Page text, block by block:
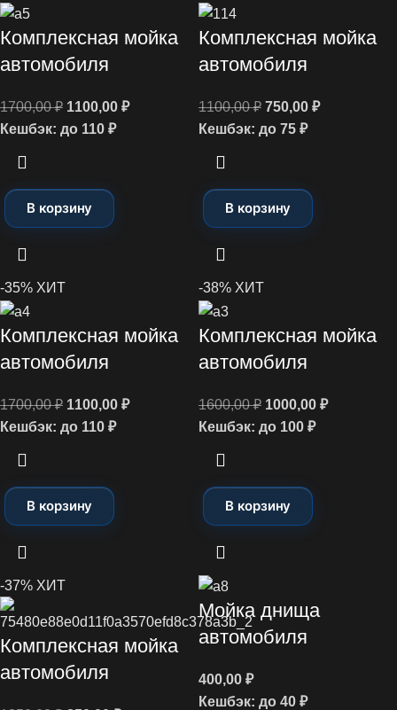
Комплексная мойка
автомобиля
1700,00₽ 1100,00 ₽
Кешбэк: до 110 ₽
В корзину
Комплексная мойка
автомобиля
1100,00₽ 750,00 ₽
Кешбэк: до 75 ₽
В корзину
-35% ХИТ
Комплексная мойка
автомобиля
1700,00₽ 1100,00 ₽
Кешбэк: до 110 ₽
В корзину
-38% ХИТ
Комплексная мойка
автомобиля
1600,00₽ 1000,00 ₽
Кешбэк: до 100 ₽
В корзину
-37% ХИТ
Комплексная мойка
автомобиля
Мойка днища
автомобиля
400,00 ₽
Кешбэк: до 40 ₽